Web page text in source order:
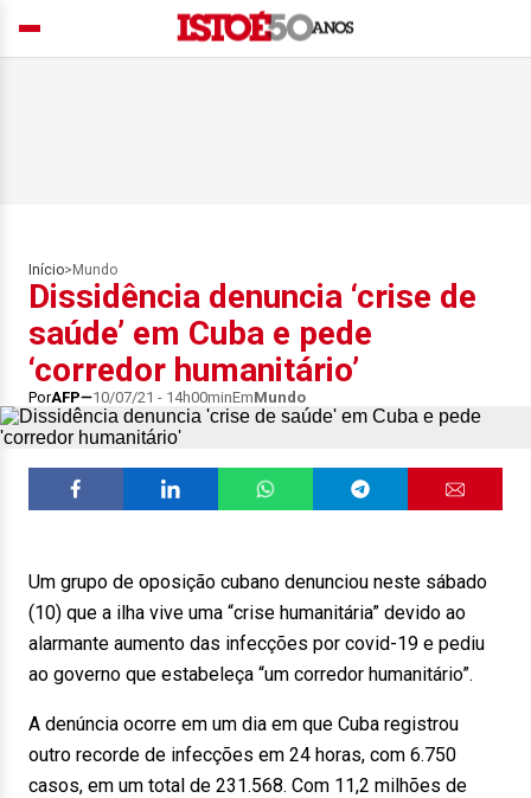
Início> Mundo
Dissidência denuncia ‘crise de
saúde’ em Cuba e pede
‘corredor humanitário’
PorAFP 10/07/21 - 14h00minEmMundo
Um grupo de oposição cubano denunciou neste sábado
(10) que a ilha vive uma “crise humanitária” devido ao
alarmante aumento das infecções por covid-19 e pediu
ao governo que estabeleça “um corredor humanitário”.
A denúncia ocorre em um dia em que Cuba registrou
outro recorde de infecções em 24 horas, com 6.750
casos, em um total de 231.568. Com 11,2 milhões de